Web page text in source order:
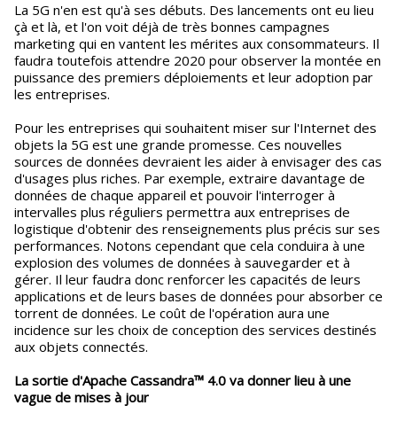
La 5G n'en est qu'à ses débuts. Des lancements ont eu lieu
çà et là, et l'on voit déjà de très bonnes campagnes
marketing qui en vantent les mérites aux consommateurs. Il
faudra toutefois attendre 2020 pour observer la montée en
puissance des premiers déploiements et leur adoption par
les entreprises.
Pour les entreprises qui souhaitent miser sur l'Internet des
objets la 5G est une grande promesse. Ces nouvelles
sources de données devraient les aider à envisager des cas
d'usages plus riches. Par exemple, extraire davantage de
données de chaque appareil et pouvoir l'interroger à
intervalles plus réguliers permettra aux entreprises de
logistique d'obtenir des renseignements plus précis sur ses
performances. Notons cependant que cela conduira à une
explosion des volumes de données à sauvegarder et à
gérer. Il leur faudra donc renforcer les capacités de leurs
applications et de leurs bases de données pour absorber ce
torrent de données. Le coût de l'opération aura une
incidence sur les choix de conception des services destinés
aux objets connectés.
La sortie d'Apache Cassandra™ 4.0 va donner lieu à une
vague de mises à jour